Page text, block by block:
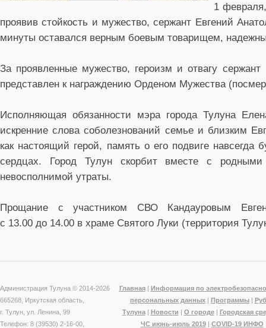
1
проявив стойкость и мужество, сержант Евгений
минуты оставался верным боевым товарищем,
За проявленные мужество, героизм и отвагу
представлен к награждению Орденом Мужества
Исполняющая обязанности мэра города Тулуна
искренние слова соболезнований семье и близким
как настоящий герой, память о его подвиге
сердцах. Город Тулун скорбит вместе с
невосполнимой утраты.
Прощание с участником СВО Кандауровым
с 13.00 до 14.00 в храме Святого Луки (территория
Администрация Тулуна © 2014-2026
665268, Иркутская область,
г. Тулун, ул. Ленина, 99
Телефон: 8 (39530) 2-16-00,
Главная| Информация по
персональных данных| Программы|
Тулуна| Новости | О городе| Городская
ЧС июнь-июль 2019| COVID-19 ИНФО